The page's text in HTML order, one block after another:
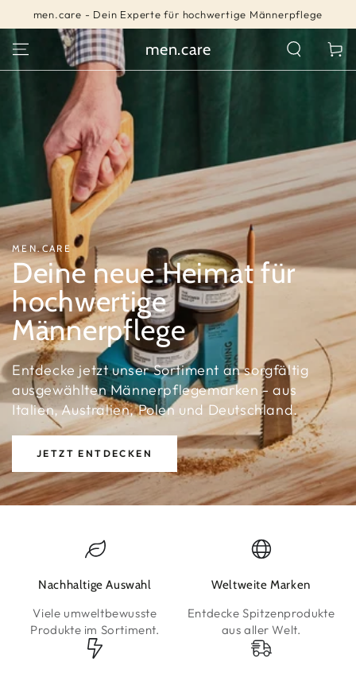
SPRINGEN
men.care - Dein Experte für hochwertige Männerpflege
men.care
MEN.CARE
Deine neue Heimat für
hochwertige
Männerpflege
Entdecke jetzt unser Sortiment an sorgfältig
ausgewählten Männerpflegemarken - aus
Italien, Australien, Polen und Deutschland.
JETZT ENTDECKEN
Nachhaltige Auswahl
Viele umweltbewusste
Produkte im Sortiment.
Weltweite Marken
Entdecke Spitzenprodukte
aus aller Welt.